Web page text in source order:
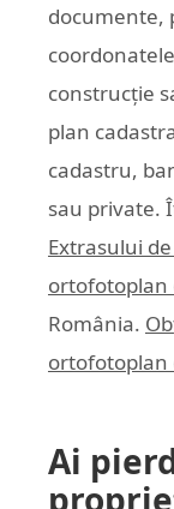
documente,
construcție
plan
cadastru,
sau private.
Extrasului
ortofotoplan
România.
ortofotoplan
Ai